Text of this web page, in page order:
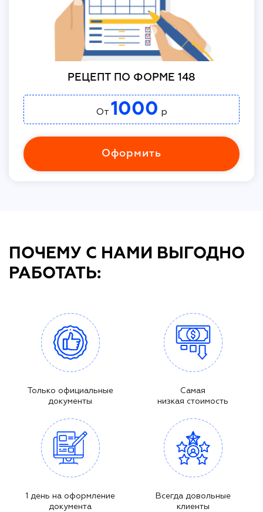
РЕЦЕПТ ПО ФОРМЕ 148
От 1000 р
Оформить
ПОЧЕМУ С НАМИ ВЫГОДНО
РАБОТАТЬ:
Только официальные
документы
Самая
низкая стоимость
1 день на оформление
документа
Всегда довольные
клиенты